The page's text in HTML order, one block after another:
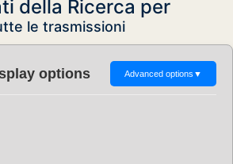
della Ricerca per
le trasmissioni
options Advanced options ▼